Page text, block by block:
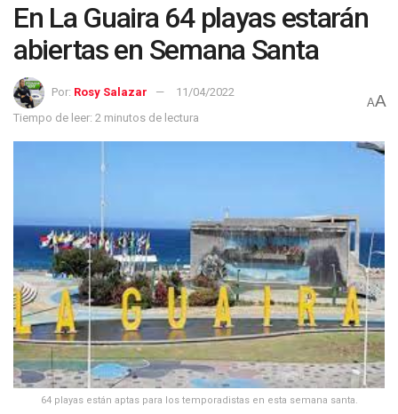
En La Guaira 64 playas estarán
abiertas en Semana Santa
Por: Rosy Salazar
11/04/2022
Tiempo de leer: 2 minutos de lectura
AA
64 playas están aptas para los temporadistas en esta semana santa.